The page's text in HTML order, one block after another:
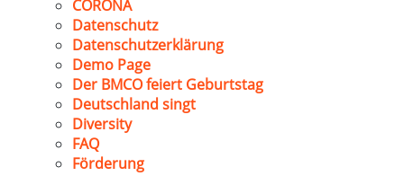
CORONA
Datenschutz
Datenschutzerklärung
Demo Page
Der BMCO feiert Geburtstag
Deutschland singt
Diversity
FAQ
Förderung